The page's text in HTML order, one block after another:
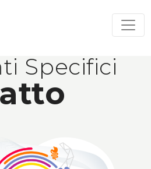
Specifici